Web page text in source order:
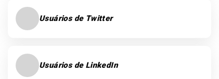
Usuários de Twitter
Usuários de LinkedIn